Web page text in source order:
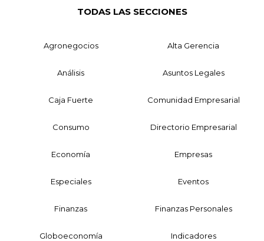
TODAS LAS SECCIONES
Agronegocios Alta Gerencia
Análisis Asuntos Legales
Caja Fuerte Comunidad Empresarial
Consumo Directorio Empresarial
Economía Empresas
Especiales Eventos
Finanzas Finanzas Personales
Globoeconomía Indicadores